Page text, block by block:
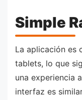
Simple
La aplicación es
tablets, lo que
una experiencia
interfaz es